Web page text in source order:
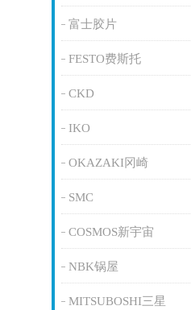
富士胶片
FESTO费斯托
CKD
IKO
OKAZAKI冈崎
SMC
COSMOS新宇宙
NBK锅屋
MITSUBOSHI三星